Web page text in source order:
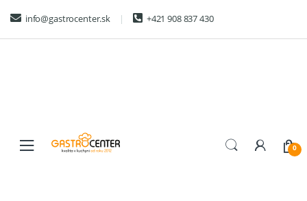
navigation
content
info@gastrocenter.sk +421 908 837 430
0